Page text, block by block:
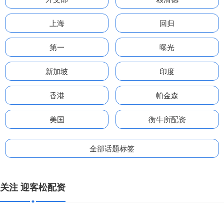
上海 回归
第一 曝光
新加坡 印度
香港 帕金森
美国 衡牛所配资
全部话题标签
关注 迎客松配资